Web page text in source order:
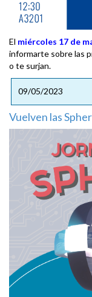
El miércoles 17 de
informarte sobre las
o te surjan.
09/05/2023
Vuelven las